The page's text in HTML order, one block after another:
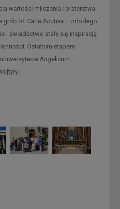
wartości milczenia i braterstwa.
bł. Carla Acutisa – młodego
i świadectwo stały się inspiracją
Ostatnim etapem
Angelicum –